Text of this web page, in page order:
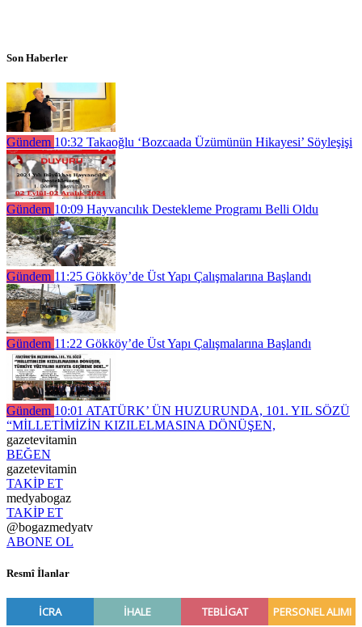
Son Haberler
Gündem 10:32 Takaoğlu ‘Bozcaada Üzümünün Hikayesi’ Söyleşişi
Gündem 10:09 Hayvancılık Destekleme Programı Belli Oldu
Gündem 11:25 Gökköy’de Üst Yapı Çalışmalarına Başlandı
Gündem 11:22 Gökköy’de Üst Yapı Çalışmalarına Başlandı
Gündem 10:01 ATATÜRK’ ÜN HUZURUNDA, 101. YIL SÖZÜ
“MİLLETİMİZİN KIZILELMASINA DÖNÜŞEN,
gazetevitamin
BEĞEN
gazetevitamin
TAKİP ET
medyabogaz
TAKİP ET
@bogazmedyatv
ABONE OL
Resmî İlanlar